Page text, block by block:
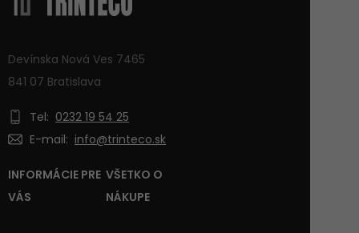
Devínska Nová Ves 7465
841 07 Bratislava
Tel: 0232 19 54 25
E-mail: info@trinteco.sk
INFORMÁCIE PRE
VÁS
VŠETKO O
NÁKUPE